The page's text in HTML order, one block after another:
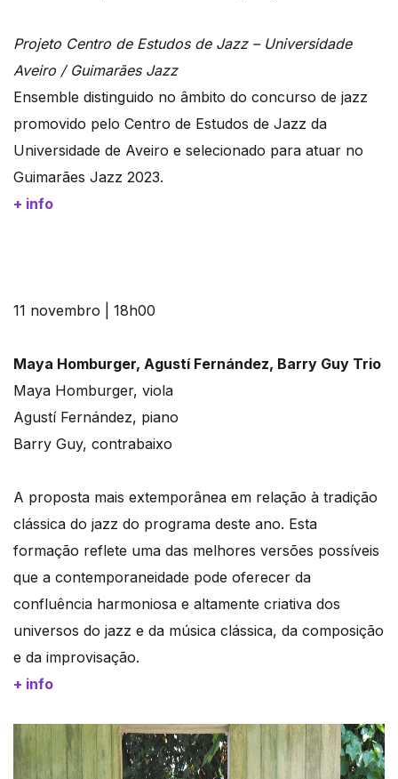
Projeto Centro de Estudos de Jazz – Universidade
Aveiro / Guimarães Jazz
Ensemble distinguido no âmbito do concurso de jazz
promovido pelo Centro de Estudos de Jazz da
Universidade de Aveiro e selecionado para atuar no
Guimarães Jazz 2023.
+ info
11 novembro | 18h00
Maya Homburger, Agustí Fernández, Barry Guy Trio
Maya Homburger, viola
Agustí Fernández, piano
Barry Guy, contrabaixo
A proposta mais extemporânea em relação à tradição
clássica do jazz do programa deste ano. Esta
formação reflete uma das melhores versões possíveis
que a contemporaneidade pode oferecer da
confluência harmoniosa e altamente criativa dos
universos do jazz e da música clássica, da composição
e da improvisação.
+ info